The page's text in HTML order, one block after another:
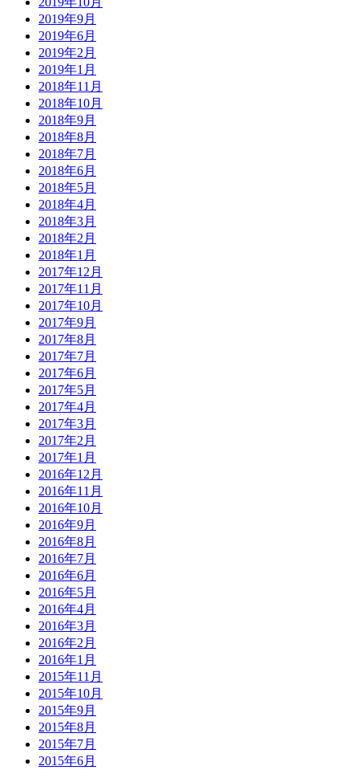
2019年9月
2019年6月
2019年2月
2019年1月
2018年11月
2018年10月
2018年9月
2018年8月
2018年7月
2018年6月
2018年5月
2018年4月
2018年3月
2018年2月
2018年1月
2017年12月
2017年11月
2017年10月
2017年9月
2017年8月
2017年7月
2017年6月
2017年5月
2017年4月
2017年3月
2017年2月
2017年1月
2016年12月
2016年11月
2016年10月
2016年9月
2016年8月
2016年7月
2016年6月
2016年5月
2016年4月
2016年3月
2016年2月
2016年1月
2015年11月
2015年10月
2015年9月
2015年8月
2015年7月
2015年6月